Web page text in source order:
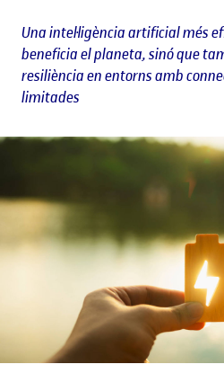
Una intel·ligència artificial més
beneficia el planeta, sinó que
resiliència en entorns amb
limitades